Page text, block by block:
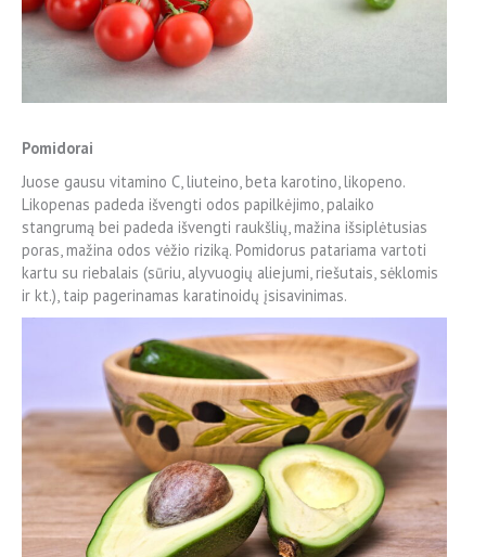
Pomidorai
Juose gausu vitamino C, liuteino, beta karotino, likopeno.
Likopenas padeda išvengti odos papilkėjimo, palaiko
stangrumą bei padeda išvengti raukšlių, mažina išsiplėtusias
poras, mažina odos vėžio riziką. Pomidorus patariama vartoti
kartu su riebalais (sūriu, alyvuogių aliejumi, riešutais, sėklomis
ir kt.), taip pagerinamas karatinoidų įsisavinimas.